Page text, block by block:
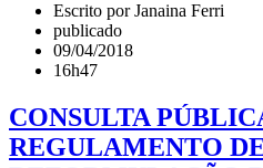
Escrito por Janaina Ferri
publicado
09/04/2018
16h47
CONSULTA
REGULAMENTO